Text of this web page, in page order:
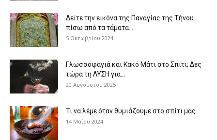
Δείτε την εικόνα της Παναγίας της Τήνου
πίσω από τα τάματα...
5 Οκτωβρίου 2024
Γλωσσοφαγιά και Κακό Μάτι στο Σπίτι; Δες
τώρα τη ΛΥΣΗ για...
20 Αυγούστου 2025
Τι να λέμε όταν θυμιάζουμε στο σπίτι μας
14 Μαΐου 2024